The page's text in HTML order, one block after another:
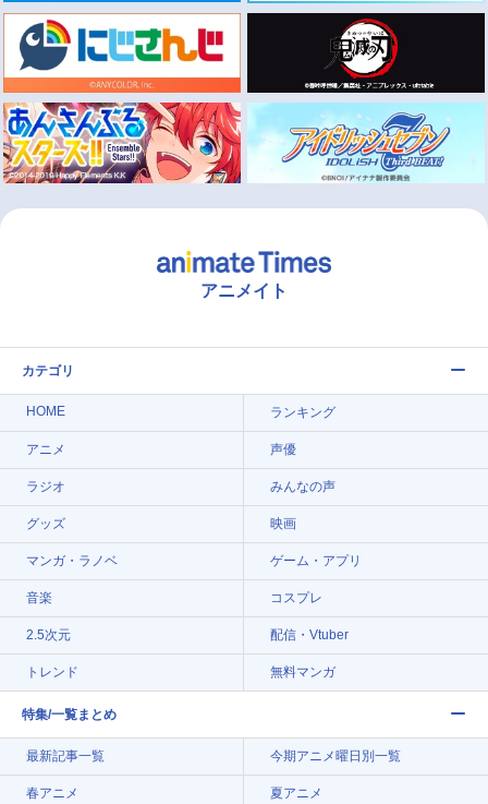
アニメイト
カテゴリ
HOME ランキング
アニメ 声優
ラジオ みんなの声
グッズ 映画
マンガ・ラノベ ゲーム・アプリ
音楽 コスプレ
2.5次元 配信・Vtuber
トレンド 無料マンガ
特集/一覧まとめ
最新記事一覧 今期アニメ曜日別一覧
春アニメ 夏アニメ